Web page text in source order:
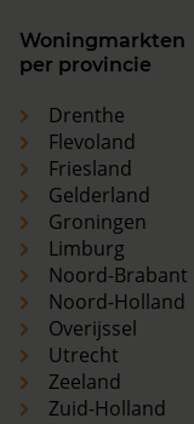
Woningmarkten
per provincie
Drenthe
Flevoland
Friesland
Gelderland
Groningen
Limburg
Noord-Brabant
Noord-Holland
Overijssel
Utrecht
Zeeland
Zuid-Holland